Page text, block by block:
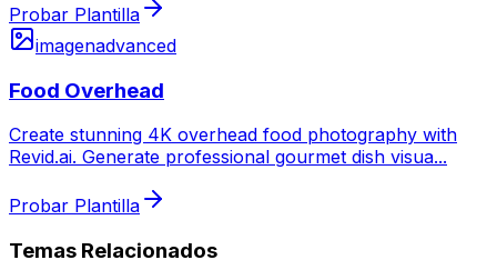
Probar Plantilla
imagenadvanced
Food Overhead
Create stunning 4K overhead food photography with
Revid.ai. Generate professional gourmet dish visua...
Probar Plantilla
Temas Relacionados